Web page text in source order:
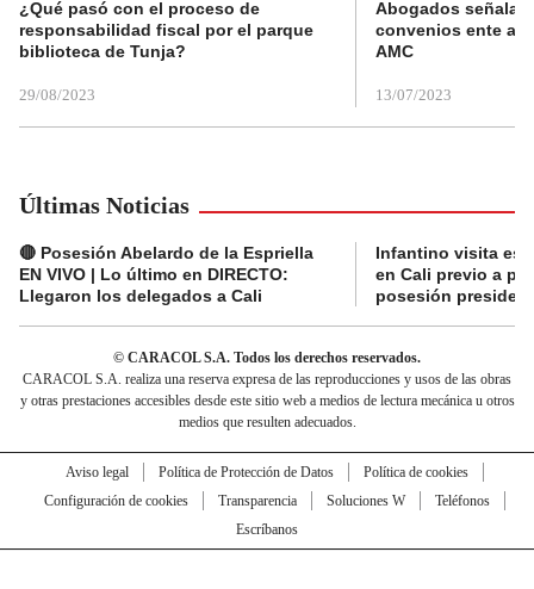
¿Qué pasó con el proceso de
responsabilidad fiscal por el parque
biblioteca de Tunja?
29/08/2023
Abogados
convenios ente
AMC
13/07/2023
Últimas Noticias
🔴 Posesión Abelardo de la Espriella
EN VIVO | Lo último en DIRECTO:
Llegaron los delegados a Cali
Infantino visita
en Cali previo a
posesión
© CARACOL S.A. Todos los derechos reservados.
CARACOL S.A. realiza una reserva expresa de las reproducciones y usos de las obras
y otras prestaciones accesibles desde este sitio web a medios de lectura mecánica u otros
medios que resulten adecuados.
Aviso legal Política de Protección de Datos
Política de cookies
Configuración de cookies
Transparencia Soluciones W
Teléfonos
Escríbanos